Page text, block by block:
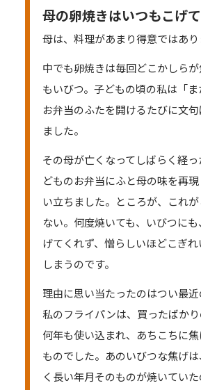
母の卵焼きはいつもこげ
母は、料理があまり得意ではあり
中でも卵焼きは毎回どこかしら
もいびつ。子どもの頃の私は「
お弁当のふたを開けるたびに文
ました。
その母が亡くなってしばらく経
どものお弁当にふと母の味を再
い立ちました。ところが、これ
ない。何度焼いても、いびつに
げてくれず、憎らしいほどこぎ
しまうのです。
理由に思い当たったのはつい最近
私のフライパンは、買ったばか
何年も使い込まれ、あちこちに
ものでした。あのいびつな焦げ
く長い年月そのものが焼いてい